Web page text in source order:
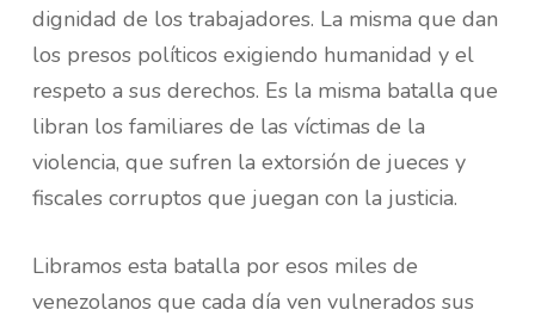
dignidad de los trabajadores. La misma que dan
los presos políticos exigiendo humanidad y el
respeto a sus derechos. Es la misma batalla que
libran los familiares de las víctimas de la
violencia, que sufren la extorsión de jueces y
fiscales corruptos que juegan con la justicia.
Libramos esta batalla por esos miles de
venezolanos que cada día ven vulnerados sus